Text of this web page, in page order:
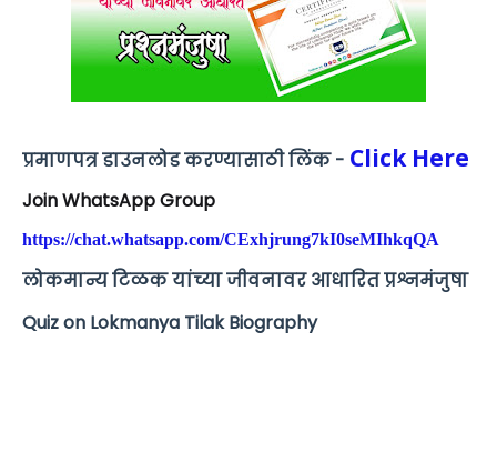
प्रमाणपत्र डाउनलोड करण्यासाठी लिंक - Click Here
Join WhatsApp Group
https://chat.whatsapp.com/CExhjrung7kI0seMIhkqQA
लोकमान्य टिळक यांच्या जीवनावर आधारित प्रश्नमंजुषा
Quiz on Lokmanya Tilak Biography